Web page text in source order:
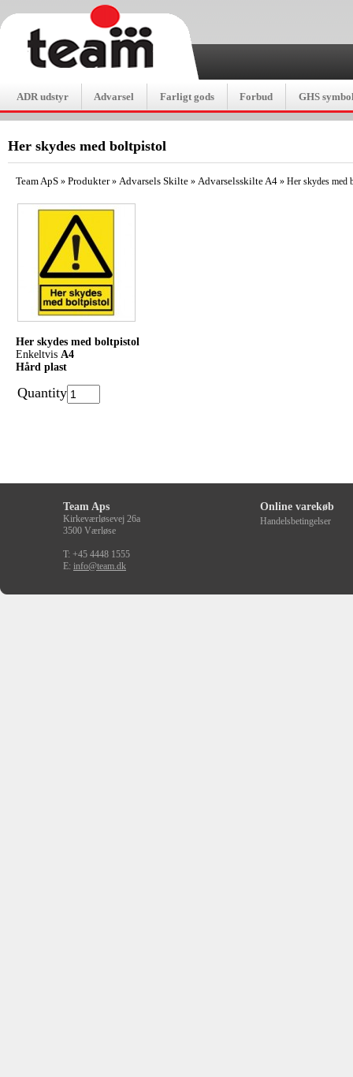
ADR udstyr Advarsel Farligt gods Forbud GHS
Her skydes med boltpistol
Team ApS » Produkter» Advarsels Skilte » Advarselsskilte A4 » Her skydes med
Her skydes med boltpistol
Enkeltvis A4
Hård plast
Quantity
Team Aps
Kirkeværløsevej 26a
3500 Værløse
T: +45 4448 1555
E: info@team.dk
Online varekøb
Handelsbetingelser